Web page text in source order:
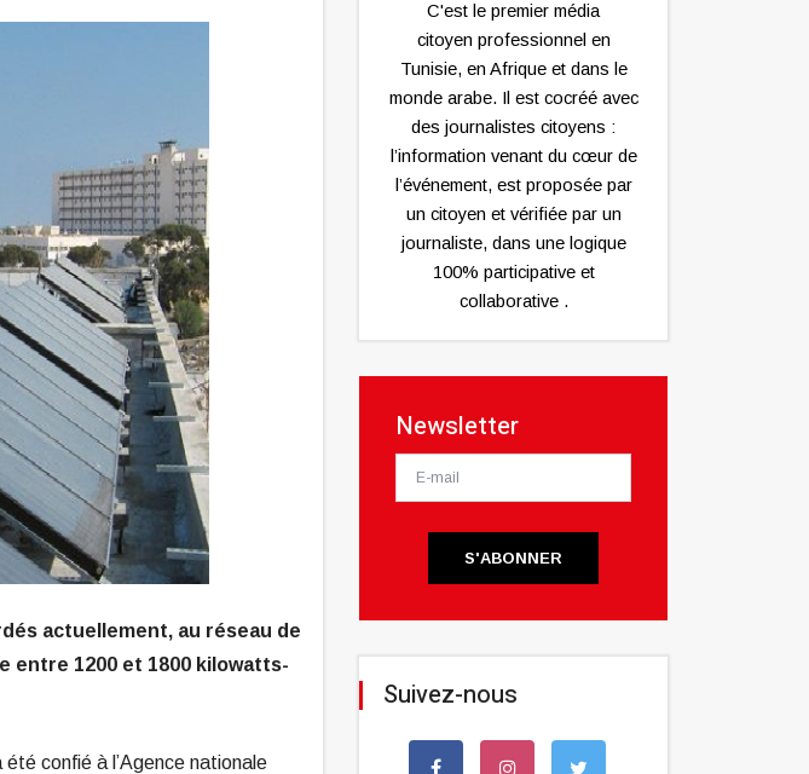
actuellement, au réseau de
entre 1200 et 1800 kilowatts-
confié à l’Agence nationale
C'est le premier média
citoyen professionnel en
Tunisie, en Afrique et dans le
monde arabe. Il est cocréé avec
des journalistes citoyens :
l’information venant du cœur de
l’événement, est proposée par
un citoyen et vérifiée par un
journaliste, dans une logique
100% participative et
collaborative .
Newsletter
S'ABONNER
Suivez-nous